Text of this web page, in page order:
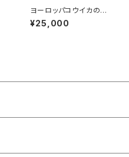
ヨーロッパコウイカの視
線 The Gaze of th
e European Cuttlefi
¥25,000